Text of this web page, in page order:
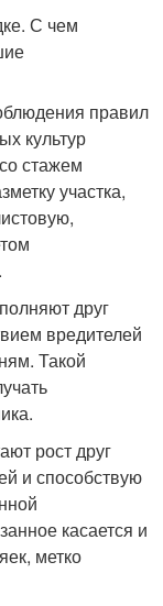
правил
культур
стажем
участка,
друг
вредителей
Такой
рост друг
и способствую
касается и
метко